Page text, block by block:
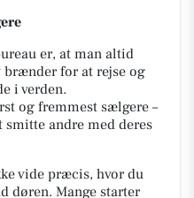
er, at man altid
brænder for at rejse og
i verden.
og fremmest sælgere –
smitte andre med deres
vide præcis, hvor du
døren. Mange starter